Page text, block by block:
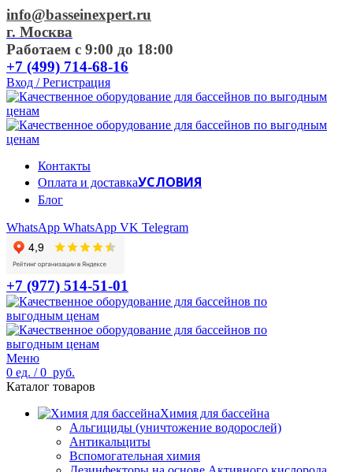
info@basseinexpert.ru
г. Москва
Работаем с 9:00 до 18:00
+7 (499) 714-68-16
Вход / Регистрация
Контакты
Оплата и доставкаУСЛОВИЯ
Блог
WhatsApp WhatsApp VK Telegram
+7 (977) 514-51-01
Меню
0 ед. / 0 руб.
Каталог товаров
Химия для бассейна
Альгициды (уничтожение водорослей)
Антикальциты
Вспомогательная химия